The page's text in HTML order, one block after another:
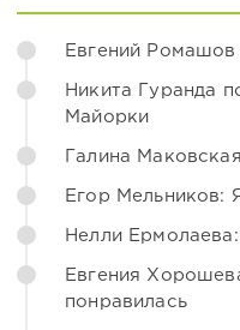
Евгений
Никита Гуранда
Майорки
Галина
Егор Мельников:
Нелли
Евгения
понравилась